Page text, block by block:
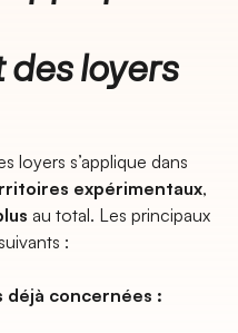
des loyers
loyers s’applique dans
expérimentaux,
au total. Les principaux
:
concernées :